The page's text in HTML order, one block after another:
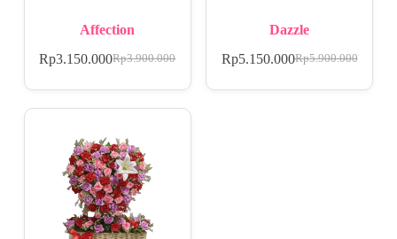
Affection
Rp3.900.000
Rp3.150.000
Dazzle
Rp5.900.000
Rp5.150.000